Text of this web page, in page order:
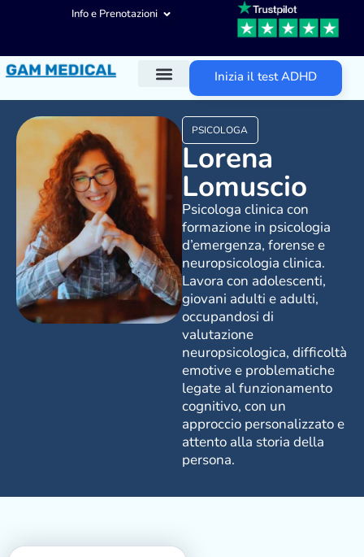
Info e Prenotazioni
Inizia il test ADHD
PSICOLOGA
Lorena
Lomuscio
Psicologa clinica con
formazione in psicologia
d’emergenza, forense e
neuropsicologia clinica.
Lavora con adolescenti,
giovani adulti e adulti,
occupandosi di
valutazione
neuropsicologica, difficoltà
emotive e problematiche
legate al funzionamento
cognitivo, con un
approccio personalizzato e
attento alla storia della
persona.